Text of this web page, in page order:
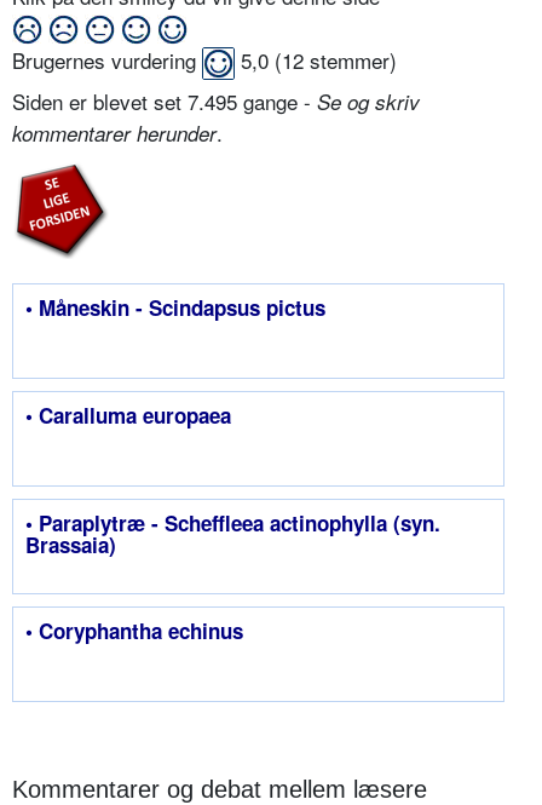
Brugernes vurdering 5,0 (12 stemmer)
Siden er blevet set 7.495 gange - Se og skriv
kommentarer herunder.
• Måneskin - Scindapsus pictus
• Caralluma europaea
• Paraplytræ - Scheffleea actinophylla (syn.
Brassaia)
• Coryphantha echinus
Kommentarer og debat mellem læsere